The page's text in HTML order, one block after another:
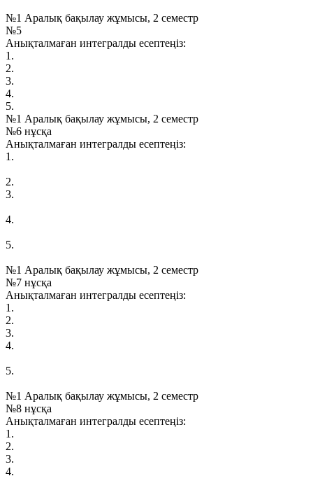
№1 Аралық бақылау жұмысы, 2 семестр
№5
Анықталмаған интегралды есептеңіз:
1.
2.
3.
4.
5.
№1 Аралық бақылау жұмысы, 2 семестр
№6 нұсқа
Анықталмаған интегралды есептеңіз:
1.
2.
3.
4.
5.
№1 Аралық бақылау жұмысы, 2 семестр
№7 нұсқа
Анықталмаған интегралды есептеңіз:
1.
2.
3.
4.
5.
№1 Аралық бақылау жұмысы, 2 семестр
№8 нұсқа
Анықталмаған интегралды есептеңіз:
1.
2.
3.
4.